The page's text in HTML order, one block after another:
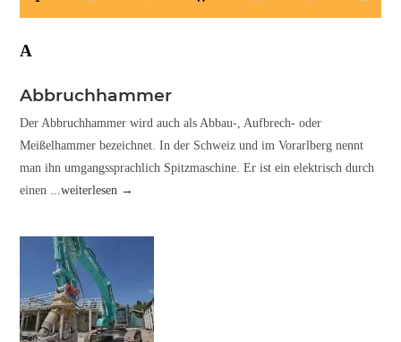
A
Abbruchhammer
Der Abbruchhammer wird auch als Abbau-, Aufbrech- oder
Meißelhammer bezeichnet. In der Schweiz und im Vorarlberg nennt
man ihn umgangssprachlich Spitzmaschine. Er ist ein elektrisch durch
einen ...weiterlesen →